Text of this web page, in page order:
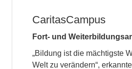
CaritasCampus
Fort- und
„Bildung ist die mächtigste
Welt zu verändern“,